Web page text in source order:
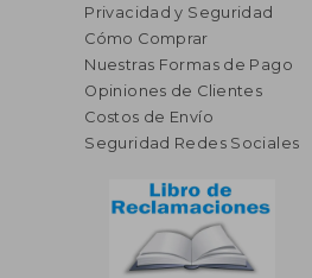
Privacidad y Seguridad
Cómo Comprar
Nuestras Formas de Pago
Opiniones de Clientes
Costos de Envío
Seguridad Redes Sociales